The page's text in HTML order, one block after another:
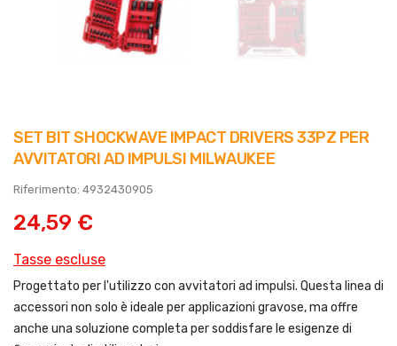
SET BIT SHOCKWAVE IMPACT DRIVERS 33PZ PER
AVVITATORI AD IMPULSI MILWAUKEE
Riferimento: 4932430905
24,59 €
Tasse escluse
Progettato per l'utilizzo con avvitatori ad impulsi. Questa linea di
accessori non solo è ideale per applicazioni gravose, ma offre
anche una soluzione completa per soddisfare le esigenze di